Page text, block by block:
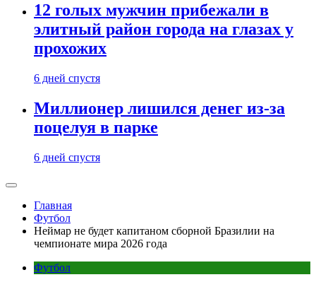
12 голых мужчин прибежали в
элитный район города на глазах у
прохожих
6 дней спустя
Миллионер лишился денег из-за
поцелуя в парке
6 дней спустя
Главная
Футбол
Неймар не будет капитаном сборной Бразилии на
чемпионате мира 2026 года
Футбол